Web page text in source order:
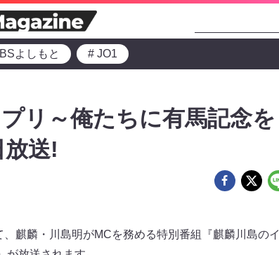
よしもと # JO1
リ～俺たちに有馬記念を
送!
麒麟・川島明がMCを務める特別番組『麒麟川島のイ